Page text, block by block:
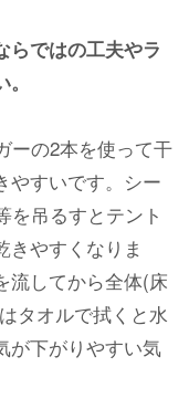
ではの工夫やラ
ーの2本を使って干
やすいです。シー
を吊るすとテント
きやすくなりま
流してから全体(床
タオルで拭くと水
が下がりやすい気